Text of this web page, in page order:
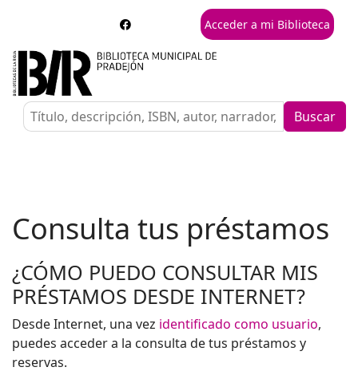
Acceder a mi Biblioteca
Buscar
Consulta tus préstamos
¿CÓMO PUEDO CONSULTAR MIS
PRÉSTAMOS DESDE INTERNET?
Desde Internet, una vez identificado como usuario,
puedes acceder a la consulta de tus préstamos y
reservas.